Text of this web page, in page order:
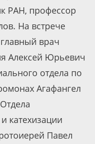
РАН, профессор
На встрече
врач
Алексей Юрьевич
отдела по
Агафангел
катехизации
Павел